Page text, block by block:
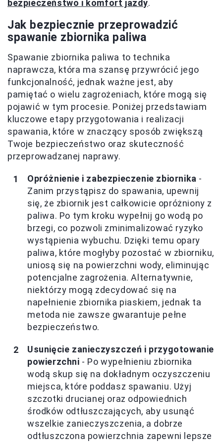
bezpieczeństwo i komfort jazdy.
Jak bezpiecznie przeprowadzić
spawanie zbiornika paliwa
Spawanie zbiornika paliwa to technika
naprawcza, która ma szansę przywrócić jego
funkcjonalność, jednak ważne jest, aby
pamiętać o wielu zagrożeniach, które mogą się
pojawić w tym procesie. Poniżej przedstawiam
kluczowe etapy przygotowania i realizacji
spawania, które w znaczący sposób zwiększą
Twoje bezpieczeństwo oraz skuteczność
przeprowadzanej naprawy.
Opróżnienie i zabezpieczenie zbiornika -
Zanim przystąpisz do spawania, upewnij
się, że zbiornik jest całkowicie opróżniony z
paliwa. Po tym kroku wypełnij go wodą po
brzegi, co pozwoli zminimalizować ryzyko
wystąpienia wybuchu. Dzięki temu opary
paliwa, które mogłyby pozostać w zbiorniku,
uniosą się na powierzchni wody, eliminując
potencjalne zagrożenia. Alternatywnie,
niektórzy mogą zdecydować się na
napełnienie zbiornika piaskiem, jednak ta
metoda nie zawsze gwarantuje pełne
bezpieczeństwo.
Usunięcie zanieczyszczeń i przygotowanie
powierzchni - Po wypełnieniu zbiornika
wodą skup się na dokładnym oczyszczeniu
miejsca, które poddasz spawaniu. Użyj
szczotki drucianej oraz odpowiednich
środków odtłuszczających, aby usunąć
wszelkie zanieczyszczenia, a dobrze
odtłuszczona powierzchnia zapewni lepsze